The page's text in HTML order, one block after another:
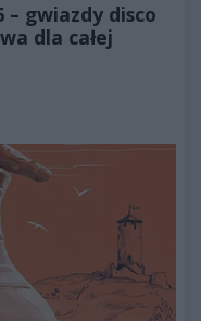
– gwiazdy disco
dla całej